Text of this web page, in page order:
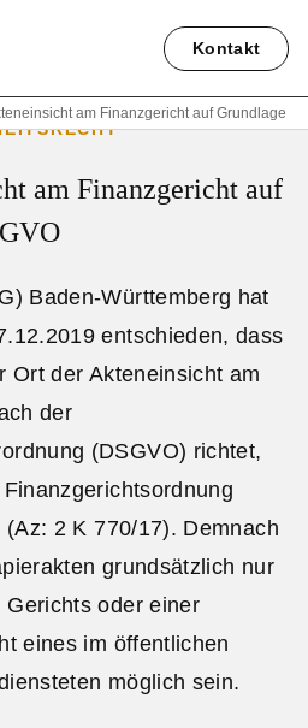
Kontakt
am Finanzgericht auf Grundlage
am Finanzgericht auf
Baden-Württemberg hat
entschieden, dass
Ort der Akteneinsicht am
der
(DSGVO) richtet,
2 K 770/17). Demnach
grundsätzlich nur
oder einer
eines im öffentlichen
möglich sein.